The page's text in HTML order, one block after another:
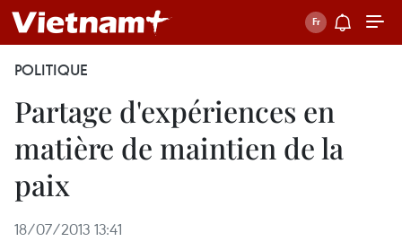
POLITIQUE
Partage d'expériences en
matière de maintien de la
paix
18/07/2013 13:41